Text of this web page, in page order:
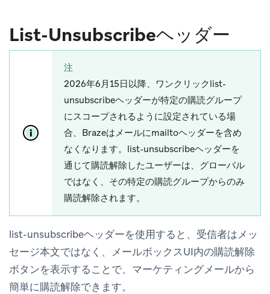
List-Unsubscribeヘッダー
注
2026年6月15日以降、ワンクリックlist-
unsubscribeヘッダーが特定の購読グループ
にスコープされるように設定されている場
合、Brazeはメールにmailtoヘッダーを含め
なくなります。list-unsubscribeヘッダーを
通じて購読解除したユーザーは、グローバル
ではなく、その特定の購読グループからのみ
購読解除されます。
list-unsubscribeヘッダーを使用すると、受信者はメッ
セージ本文ではなく、メールボックスUI内の購読解除
ボタンを表示することで、マーケティングメールから
簡単に購読解除できます。